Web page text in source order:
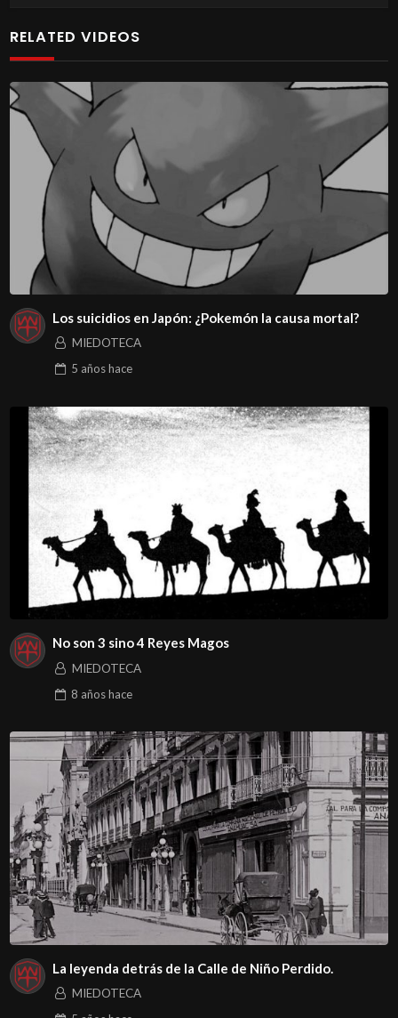
RELATED VIDEOS
Los suicidios en Japón: ¿Pokemón la causa mortal?
MIEDOTECA
5 añoshace
No son 3 sino 4 Reyes Magos
MIEDOTECA
8 añoshace
La leyenda detrás de la Calle de Niño Perdido.
MIEDOTECA